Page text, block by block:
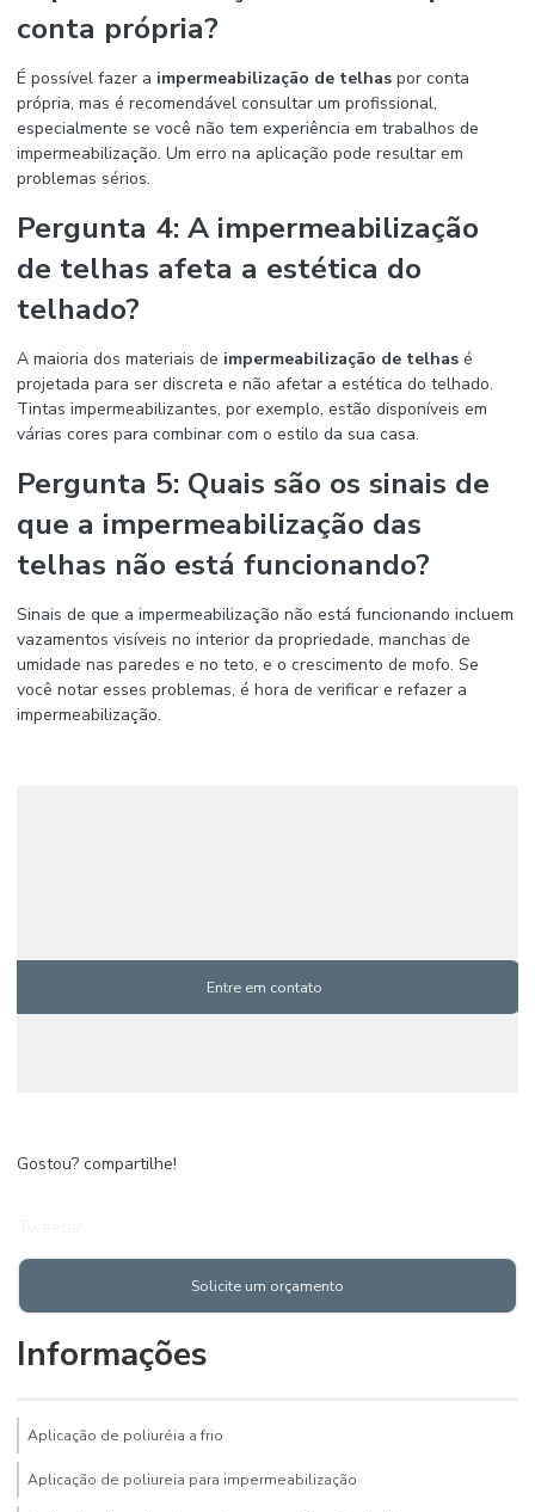
conta própria?
É possível fazer a impermeabilização de telhas por conta
própria, mas é recomendável consultar um profissional,
especialmente se você não tem experiência em trabalhos de
impermeabilização. Um erro na aplicação pode resultar em
problemas sérios.
Pergunta 4: A impermeabilização
de telhas afeta a estética do
telhado?
A maioria dos materiais de impermeabilização de telhas é
projetada para ser discreta e não afetar a estética do telhado.
Tintas impermeabilizantes, por exemplo, estão disponíveis em
várias cores para combinar com o estilo da sua casa.
Pergunta 5: Quais são os sinais de
que a impermeabilização das
telhas não está funcionando?
Sinais de que a impermeabilização não está funcionando incluem
vazamentos visíveis no interior da propriedade, manchas de
umidade nas paredes e no teto, e o crescimento de mofo. Se
você notar esses problemas, é hora de verificar e refazer a
impermeabilização.
Entre em contato
Gostou? compartilhe!
Solicite um orçamento
Informações
Aplicação de poliuréia a frio
Aplicação de poliureia para impermeabilização